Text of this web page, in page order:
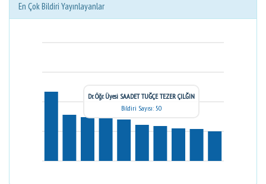
En Çok Bildiri Yayınlayanlar
Dr. Öğr. Üyesi SAADET TUĞÇE TEZER ÇILĞIN
Bildiri Sayısı: 50